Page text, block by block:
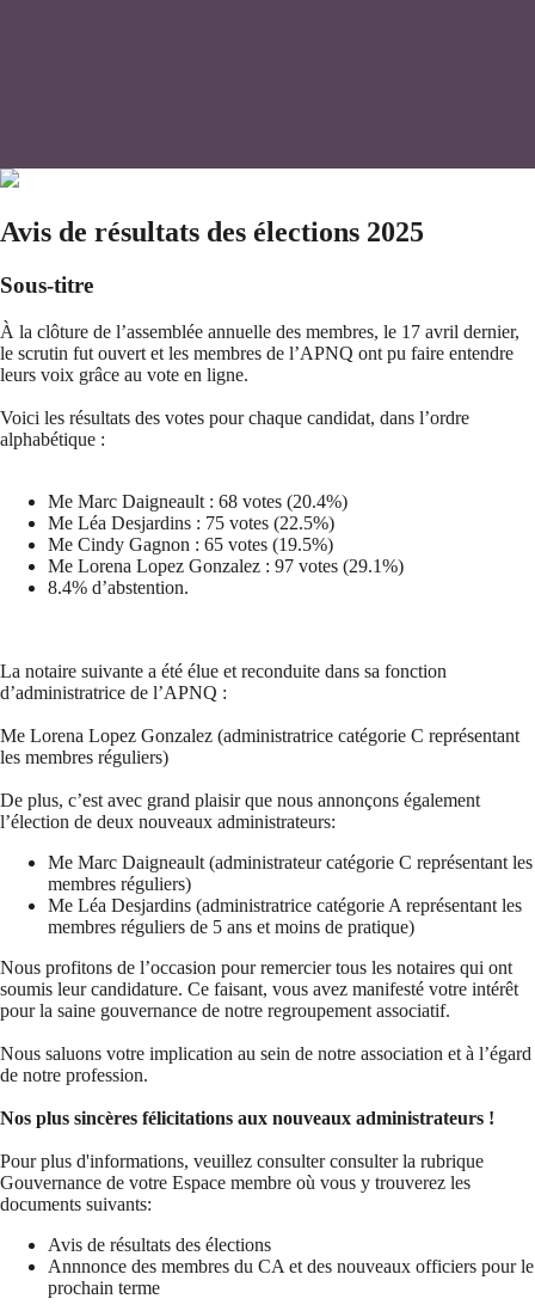
Avis de résultats des élections 2025
Sous-titre
À la clôture de l’assemblée annuelle des membres, le 17 avril dernier,
le scrutin fut ouvert et les membres de l’APNQ ont pu faire entendre
leurs voix grâce au vote en ligne.
Voici les résultats des votes pour chaque candidat, dans l’ordre
alphabétique :
Me Marc Daigneault : 68 votes (20.4%)
Me Léa Desjardins : 75 votes (22.5%)
Me Cindy Gagnon : 65 votes (19.5%)
Me Lorena Lopez Gonzalez : 97 votes (29.1%)
8.4% d’abstention.
La notaire suivante a été élue et reconduite dans sa fonction
d’administratrice de l’APNQ :
Me Lorena Lopez Gonzalez (administratrice catégorie C représentant
les membres réguliers)
De plus, c’est avec grand plaisir que nous annonçons également
l’élection de deux nouveaux administrateurs:
Me Marc Daigneault (administrateur catégorie C représentant les
membres réguliers)
Me Léa Desjardins (administratrice catégorie A représentant les
membres réguliers de 5 ans et moins de pratique)
Nous profitons de l’occasion pour remercier tous les notaires qui ont
soumis leur candidature. Ce faisant, vous avez manifesté votre intérêt
pour la saine gouvernance de notre regroupement associatif.
Nous saluons votre implication au sein de notre association et à l’égard
de notre profession.
Nos plus sincères félicitations aux nouveaux administrateurs !
Pour plus d'informations, veuillez consulter consulter la rubrique
Gouvernance de votre Espace membre où vous y trouverez les
documents suivants:
Avis de résultats des élections
Annnonce des membres du CA et des nouveaux officiers pour le
prochain terme